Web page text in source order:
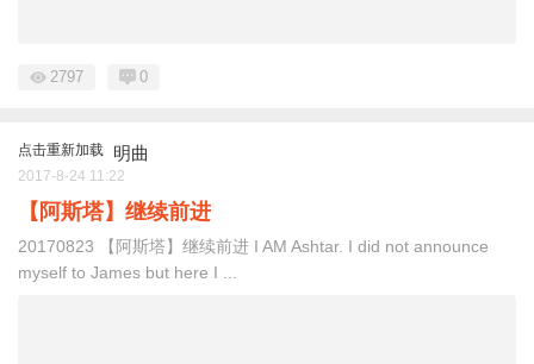
2797 0
点击重新加载 明曲
2017-8-24 11:22
【阿斯塔】继续前进
20170823 【阿斯塔】继续前进 I AM Ashtar. I did not announce
myself to James but here I ...